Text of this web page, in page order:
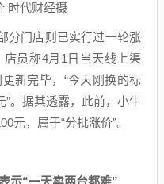
时代财经摄
分门店则已实行过一轮涨
员称4月1日当天线上渠
新完毕，“今天刚换的标
。据其透露，此前，小牛
元，属于“分批涨价”。
示“一天卖两台都难”